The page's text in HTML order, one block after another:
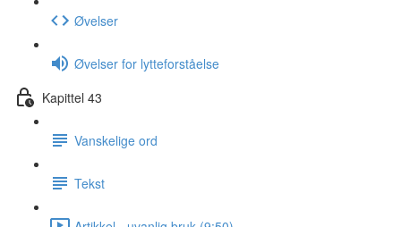
Øvelser
Øvelser for lytteforståelse
Kapittel 43
Vanskelige ord
Tekst